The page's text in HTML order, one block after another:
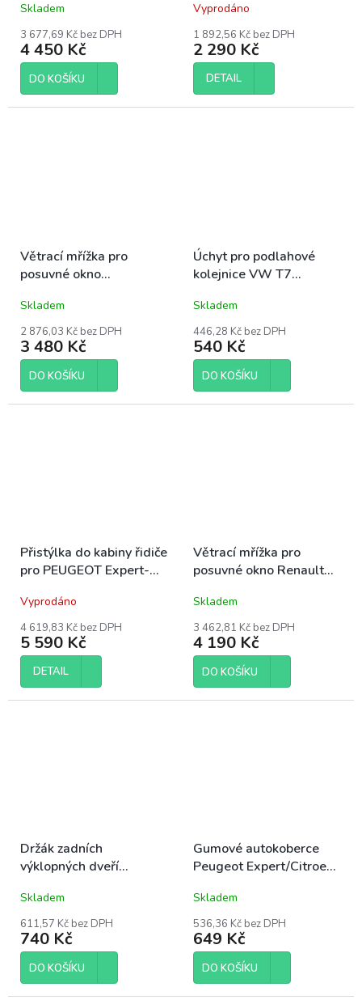
2013-2023 L2
Skladem
3 677,69 Kč bez DPH
4 450 Kč
DO KOŠÍKU
Opel Movano B od r.
2010, sada 2 ks
Vyprodáno
1 892,56 Kč bez DPH
2 290 Kč
DETAIL
Větrací mřížka pro
posuvné okno
2004-2020, PRAVÁ
Skladem
2 876,03 Kč bez DPH
3 480 Kč
DO KOŠÍKU
Úchyt pro podlahové
kolejnice VW T7
FORD Custom Tourneo
V710, 1 pár
Skladem
446,28 Kč bez DPH
540 Kč
DO KOŠÍKU
Přistýlka do kabiny řidiče
pro PEUGEOT Expert-
Jumpy-SpaceTourer
16-/OPEL Vivaro-Zafira
20-/Toyota Proace
16-/Fiat Scudo 22-
Vyprodáno
4 619,83 Kč bez DPH
5 590 Kč
DETAIL
Větrací mřížka pro
posuvné okno Renault
LEVÁ
Skladem
3 462,81 Kč bez DPH
4 190 Kč
DO KOŠÍKU
Držák zadních
výklopných dveří
Class/Marco Polo od r.
2014
Skladem
611,57 Kč bez DPH
740 Kč
DO KOŠÍKU
Gumové autokoberce
Peugeot Expert/Citroen
16-, OPEL Vivaro-Zafira
20- 2m + tunel
Skladem
536,36 Kč bez DPH
649 Kč
DO KOŠÍKU